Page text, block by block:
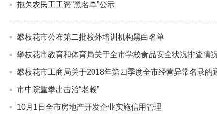
拖欠农民工工资“黑名单”公示
攀枝花市公布第二批校外培训机构黑白名单
攀枝花市教育和体育局关于全市学校食品安全状况排查情
攀枝花市工商局关于2018年第四季度全市经营异常名录的
市中院重拳出击治“老赖”
10月1日全市房地产开发企业实施信用管理